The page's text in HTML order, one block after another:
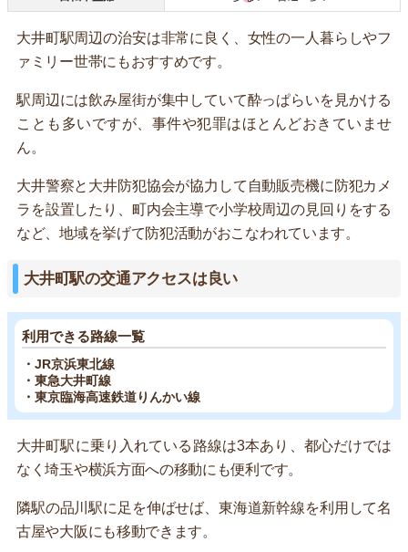
大井町駅周辺の治安は非常に良く、女性の一人暮らしやフ
ァミリー世帯にもおすすめです。
駅周辺には飲み屋街が集中していて酔っぱらいを見かける
ことも多いですが、事件や犯罪はほとんどおきていませ
ん。
大井警察と大井防犯協会が協力して自動販売機に防犯カメ
ラを設置したり、町内会主導で小学校周辺の見回りをする
など、地域を挙げて防犯活動がおこなわれています。
大井町駅の交通アクセスは良い
利用できる路線一覧
・JR京浜東北線
・東急大井町線
・東京臨海高速鉄道りんかい線
大井町駅に乗り入れている路線は3本あり、都心だけでは
なく埼玉や横浜方面への移動にも便利です。
隣駅の品川駅に足を伸ばせば、東海道新幹線を利用して名
古屋や大阪にも移動できます。